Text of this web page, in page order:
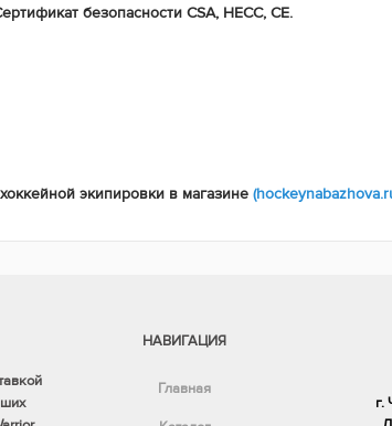
безопасности CSA, HECC, CE.
экипировки в магазине
НАВИГАЦИЯ
Главная
г.